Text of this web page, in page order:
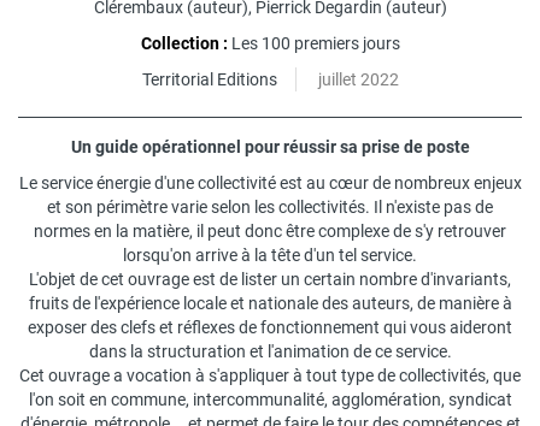
Clérembaux(auteur), Pierrick Degardin (auteur)
Collection : Les 100 premiers jours
Territorial Editions
juillet 2022
Un guide opérationnel pour réussir sa prise de poste
Le service énergie d'une collectivité est au cœur de nombreux enjeux
et son périmètre varie selon les collectivités. Il n'existe pas de
normes en la matière, il peut donc être complexe de s'y retrouver
lorsqu'on arrive à la tête d'un tel service.
L'objet de cet ouvrage est de lister un certain nombre d'invariants,
fruits de l'expérience locale et nationale des auteurs, de manière à
exposer des clefs et réflexes de fonctionnement qui vous aideront
dans la structuration et l'animation de ce service.
Cet ouvrage a vocation à s'appliquer à tout type de collectivités, que
l'on soit en commune, intercommunalité, agglomération, syndicat